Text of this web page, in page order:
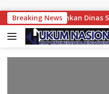
Breaking News
Perintahkan Dinas